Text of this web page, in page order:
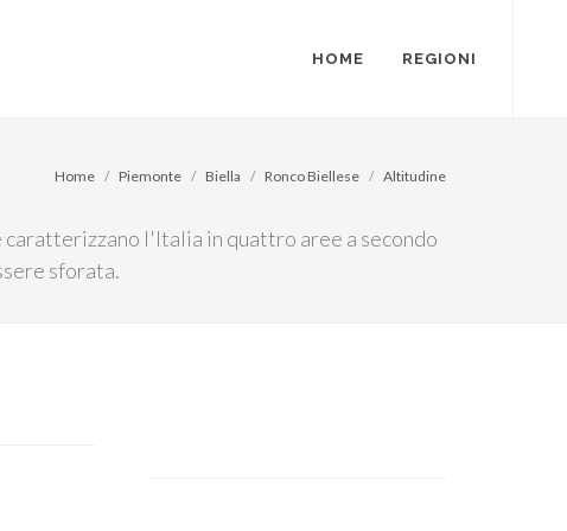
HOME REGIONI
caratterizzano l'Italia in quattro aree a secondo
sforata.
Home Piemonte Biella Ronco Biellese Altitudine